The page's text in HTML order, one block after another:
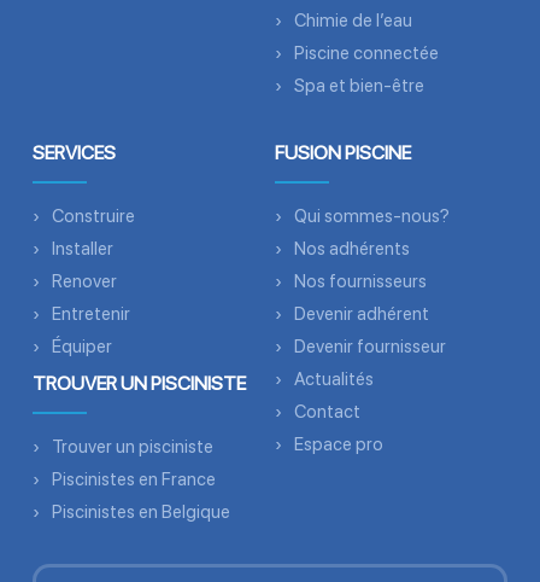
Chimie de l’eau
Piscine connectée
Spa et bien-être
SERVICES
Construire
Installer
Renover
Entretenir
Équiper
TROUVER UN PISCINISTE
Trouver un pisciniste
Piscinistes en France
Piscinistes en Belgique
FUSION PISCINE
Qui sommes-nous?
Nos adhérents
Nos fournisseurs
Devenir adhérent
Devenir fournisseur
Actualités
Contact
Espace pro